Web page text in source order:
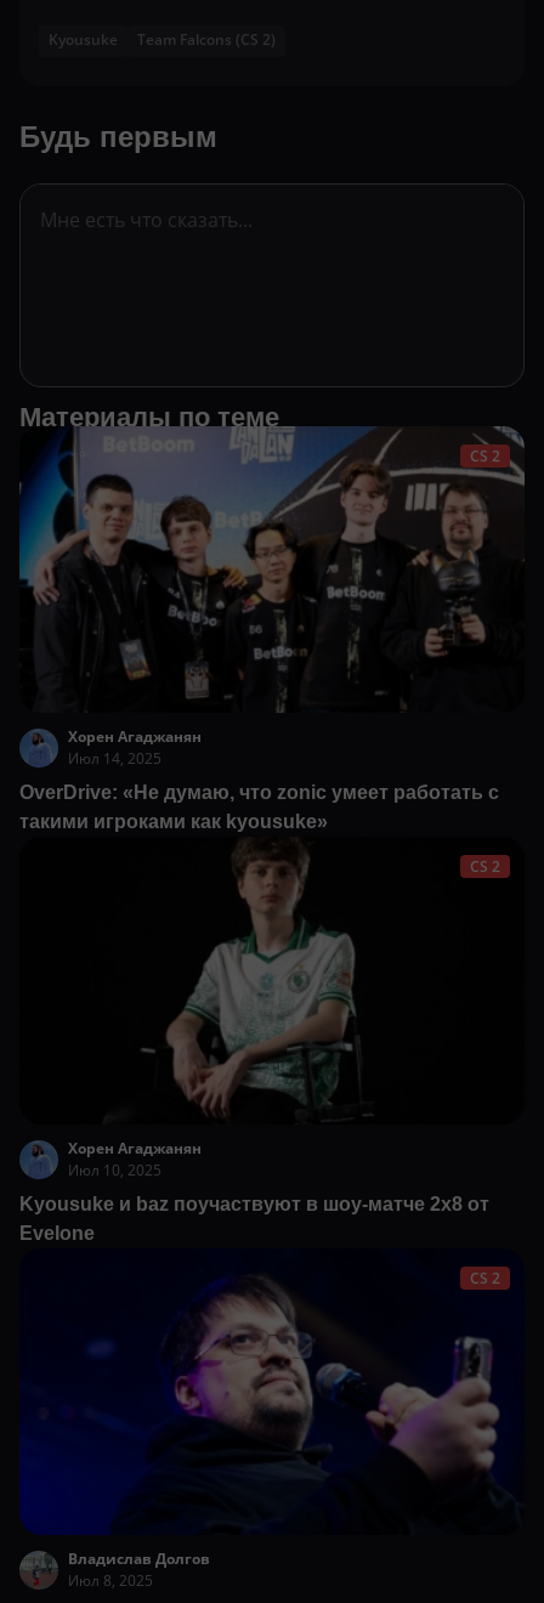
Kyousuke Team Falcons (CS 2)
Будь первым
Материалы по теме
CS 2
Хорен Агаджанян
Июл 14, 2025
OverDrive: «Не думаю, что zonic умеет работать с
такими игроками как kyousuke»
CS 2
Хорен Агаджанян
Июл 10, 2025
Kyousuke и baz поучаствуют в шоу-матче 2х8 от
Evelone
CS 2
Владислав Долгов
Июл 8, 2025